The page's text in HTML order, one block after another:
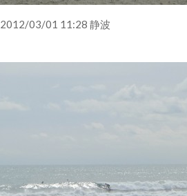
2012/03/01 11:28 静波